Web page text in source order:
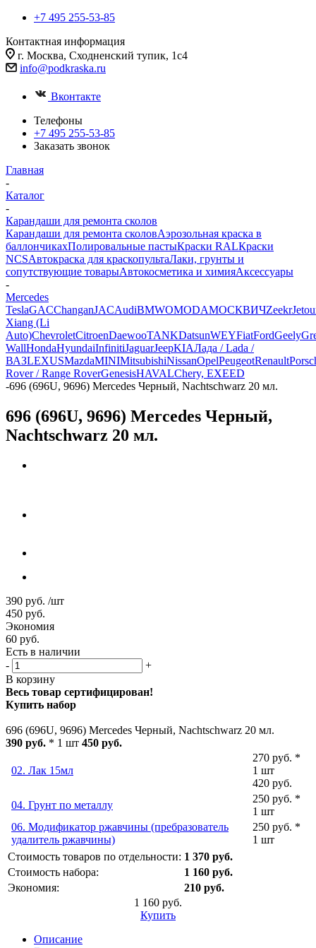
+7 495 255-53-85
Контактная информация
г. Москва, Сходненский тупик, 1с4
info@podkraska.ru
Вконтакте
Телефоны
+7 495 255-53-85
Заказать звонок
Главная
-
Каталог
-
Карандаши для ремонта сколов
Карандаши для ремонта сколовАэрозольная краска в
баллончикахПолировальные пастыКраски RALКраски
NCSАвтокраска для краскопультаЛаки, грунты и
сопутствующие товарыАвтокосметика и химияАксессуары
-
Mercedes
TeslaGACChanganJACAudiBMWOMODAМОСКВИЧZeekr
Xiang (Li
Auto)ChevroletCitroenDaewooTANKDatsunWEYFiatFordGeely
WallHondaHyundaiInfinitiJaguarJeepKIAЛада / Lada /
ВАЗLEXUSMazdaMINIMitsubishiNissanOpelPeugeotRenault
Rover / Range RoverGenesisHAVALChery, EXEED
-696 (696U, 9696) Mercedes Черный, Nachtschwarz 20 мл.
696 (696U, 9696) Mercedes Черный,
Nachtschwarz 20 мл.
390 руб. /шт
450 руб.
Экономия
60 руб.
Есть в наличии
-
+
В корзину
Весь товар сертифицирован!
Купить набор
696 (696U, 9696) Mercedes Черный, Nachtschwarz 20 мл.
390 руб. * 1 шт 450 руб.
02. Лак 15мл
270 руб. *
1 шт
420 руб.
04. Грунт по металлу
250 руб. *
1 шт
06. Модификатор ржавчины (пребразователь
удалитель ржавчины)
250 руб. *
1 шт
Стоимость товаров по отдельности: 1 370 руб.
Стоимость набора:
1 160 руб.
Экономия:
210 руб.
1 160 руб.
Купить
Описание